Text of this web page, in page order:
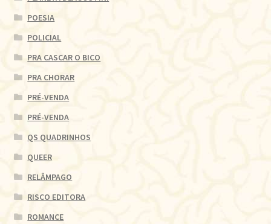
POESIA
POLICIAL
PRA CASCAR O BICO
PRA CHORAR
PRÉ-VENDA
PRÉ-VENDA
QS QUADRINHOS
QUEER
RELÂMPAGO
RISCO EDITORA
ROMANCE